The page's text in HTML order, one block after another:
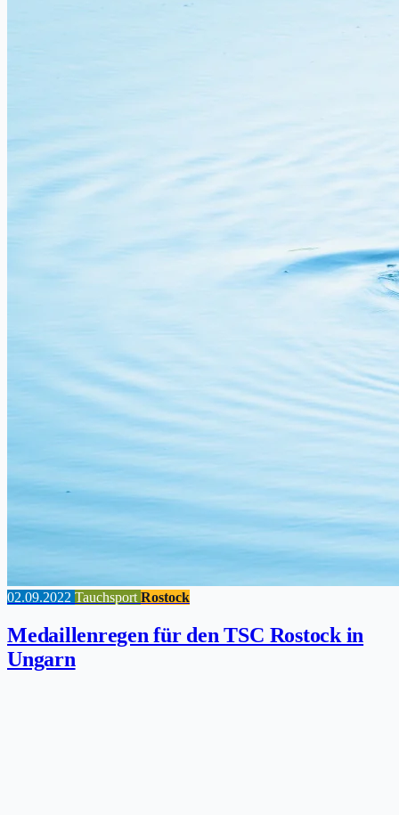
02.09.2022 Tauchsport Rostock
Medaillenregen für den TSC Rostock in
Ungarn